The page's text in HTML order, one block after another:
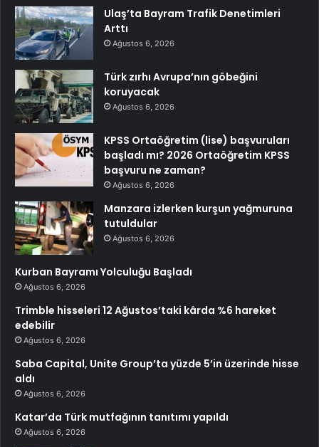
Ulaş’ta Bayram Trafik Denetimleri
Arttı
Ağustos 6, 2026
Türk zırhı Avrupa’nın göbeğini
koruyacak
Ağustos 6, 2026
KPSS Ortaöğretim (lise) başvuruları
başladı mı? 2026 Ortaöğretim KPSS
başvuru ne zaman?
Ağustos 6, 2026
Manzara izlerken kurşun yağmuruna
tutuldular
Ağustos 6, 2026
Kurban Bayramı Yolculuğu Başladı
Ağustos 6, 2026
Trimble hisseleri 12 Ağustos’taki kârda %6 hareket
edebilir
Ağustos 6, 2026
Saba Capital, Unite Group’ta yüzde 5’in üzerinde hisse
aldı
Ağustos 6, 2026
Katar’da Türk mutfağının tanıtımı yapıldı
Ağustos 6, 2026